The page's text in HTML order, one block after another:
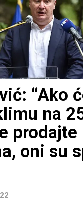
“Ako
na
prodajte
oni su